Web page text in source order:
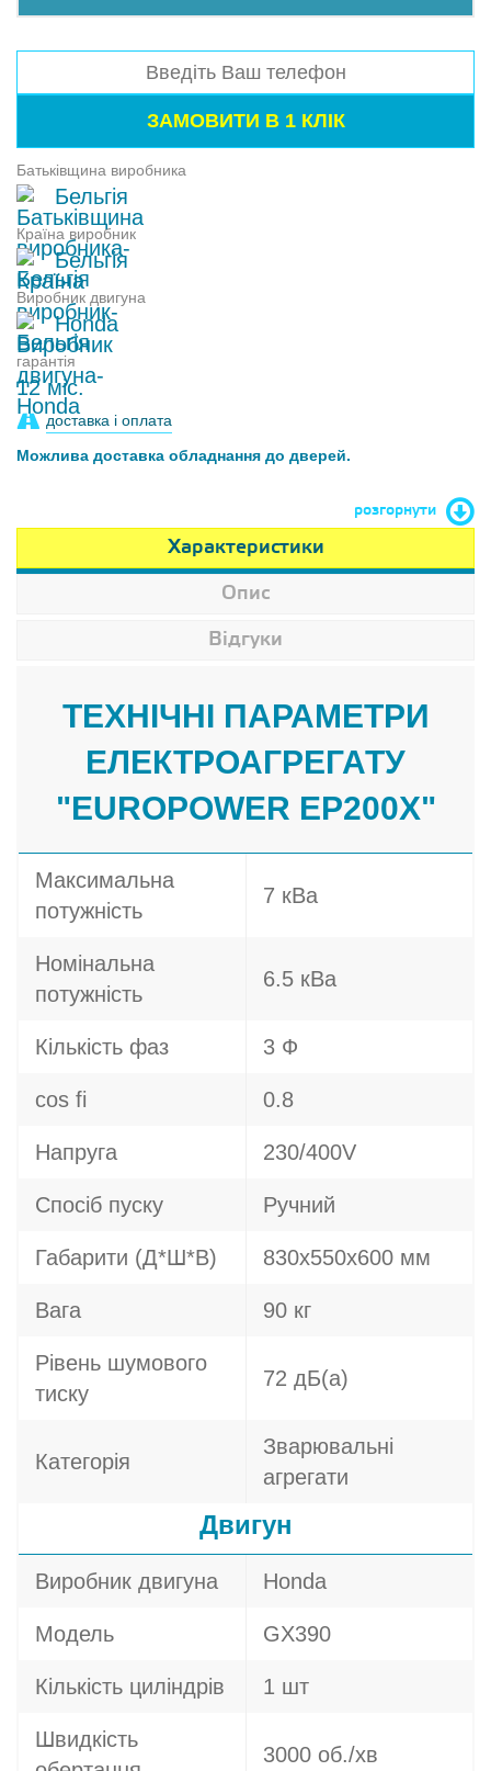
Батьківщина виробника
Бельгія
Країна виробник
Бельгія
Виробник двигуна
Honda
гарантія
12 міс.
доставка і оплата
Можлива доставка обладнання до дверей.
розгорнути
Характеристики
Опис
Відгуки
ТЕХНІЧНІ ПАРАМЕТРИ
ЕЛЕКТРОАГРЕГАТУ
"EUROPOWER EP200X"
Максимальна
потужність
7 кВа
Номінальна
потужність
6.5 кВа
Кількість фаз 3 Ф
cos fi 0.8
Напруга 230/400V
Спосіб пуску Ручний
Габарити (Д*Ш*В) 830х550х600 мм
Вага 90 кг
Рівень шумового
тиску
72 дБ(а)
Категорія
Зварювальні
агрегати
Двигун
Виробник двигуна Honda
Модель GX390
Кількість циліндрів 1 шт
Швидкість
3000 об./хв